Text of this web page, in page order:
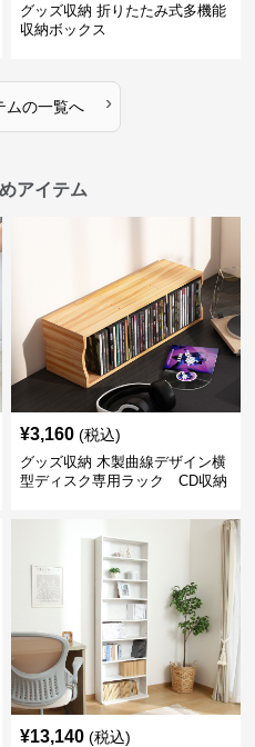
グッズ収納 折りたたみ式多機能
収納ボックス
ムの一覧へ ›
アイテム
¥3,160 (税込)
グッズ収納 木製曲線デザイン横
型ディスク専用ラック CD収納
¥13,140 (税込)